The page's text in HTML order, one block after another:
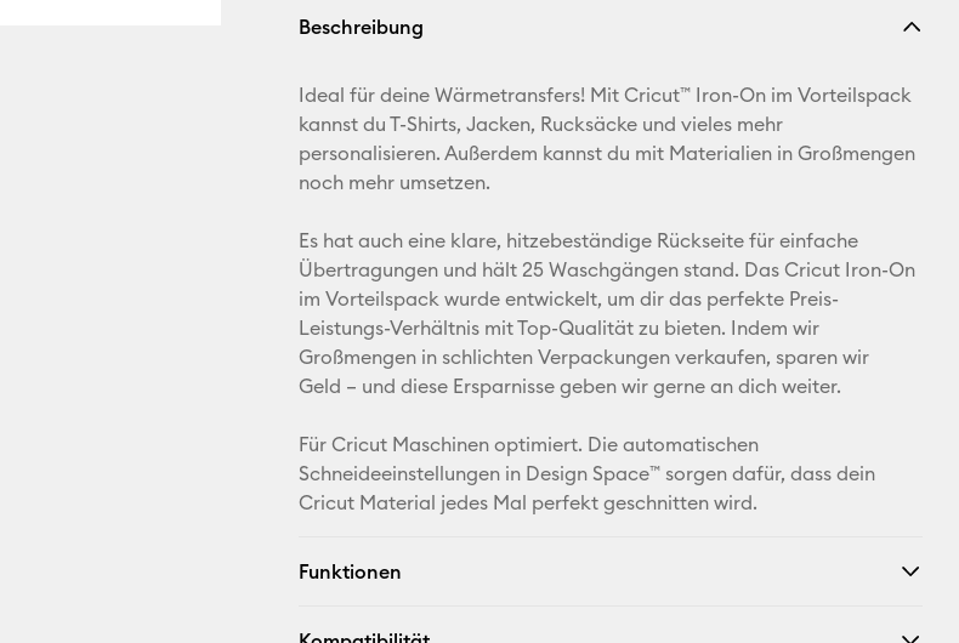
E-Mail-
Facebook
X
Beschreibung
Ideal für deine Wärmetransfers! Mit Cricut™ Iron-On im Vorteilspack
kannst du T-Shirts, Jacken, Rucksäcke und vieles mehr
personalisieren. Außerdem kannst du mit Materialien in Großmengen
noch mehr umsetzen.
Es hat auch eine klare, hitzebeständige Rückseite für einfache
Übertragungen und hält 25 Waschgängen stand. Das Cricut Iron-On
im Vorteilspack wurde entwickelt, um dir das perfekte Preis-
Leistungs-Verhältnis mit Top-Qualität zu bieten. Indem wir
Großmengen in schlichten Verpackungen verkaufen, sparen wir
Geld – und diese Ersparnisse geben wir gerne an dich weiter.
Für Cricut Maschinen optimiert. Die automatischen
Schneideeinstellungen in Design Space™ sorgen dafür, dass dein
Cricut Material jedes Mal perfekt geschnitten wird.
Funktionen